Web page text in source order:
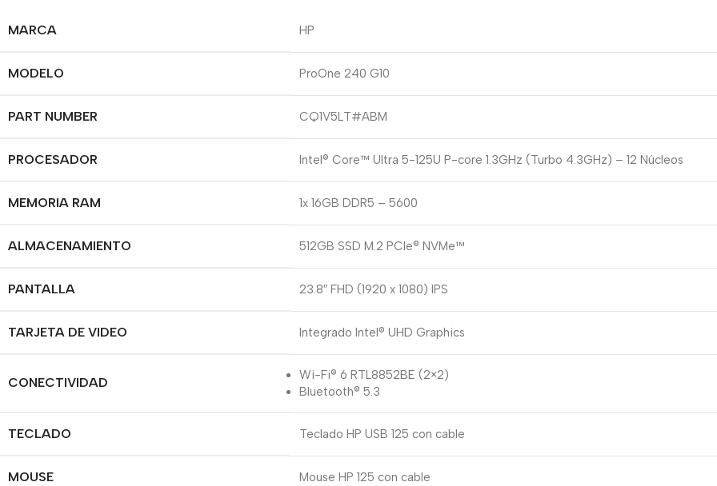
MARCA HP
MODELO ProOne 240 G10
PART NUMBER CQ1V5LT#ABM
PROCESADOR Intel® Core™ Ultra 5-125U P-core 1.3GHz (Turbo 4.3GHz) – 12 Núcleos
MEMORIA RAM 1x 16GB DDR5 – 5600
ALMACENAMIENTO 512GB SSD M.2 PCIe® NVMe™
PANTALLA 23.8″ FHD (1920 x 1080) IPS
TARJETA DE VIDEO Integrado Intel® UHD Graphics
CONECTIVIDAD
Wi-Fi® 6 RTL8852BE (2×2)
Bluetooth® 5.3
TECLADO Teclado HP USB 125 con cable
MOUSE Mouse HP 125 con cable